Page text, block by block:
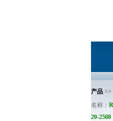
产品 >>
名称：
20-2508